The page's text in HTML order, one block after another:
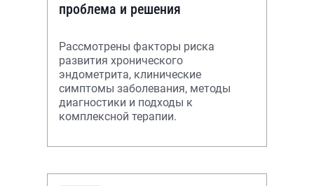
проблема и решения
Рассмотрены факторы риска
развития хронического
эндометрита, клинические
симптомы заболевания, методы
диагностики и подходы к
комплексной терапии.